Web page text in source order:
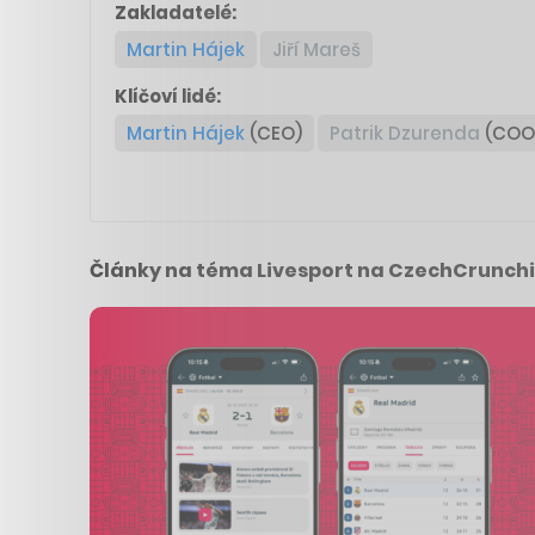
Zakladatelé:
Martin Hájek
Jiří Mareš
Klíčoví lidé:
Martin Hájek (CEO) Patrik Dzurenda
Články na téma Livesport na